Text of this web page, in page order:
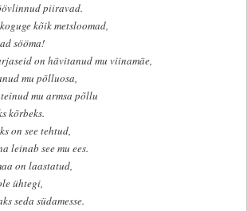
piiravad.
kõik metsloomad,
sööma!
on hävitanud mu viinamäe,
mu põlluosa,
mu armsa põllu
kõrbeks.
on see tehtud,
leinab see mu ees.
on laastatud,
ühtegi,
seda südamesse.